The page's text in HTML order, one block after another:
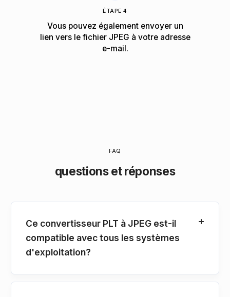
ÉTAPE 4
Vous pouvez également envoyer un
lien vers le fichier JPEG à votre adresse
e-mail.
FAQ
questions et réponses
Ce convertisseur PLT à JPEG est-il
compatible avec tous les systèmes
d'exploitation?